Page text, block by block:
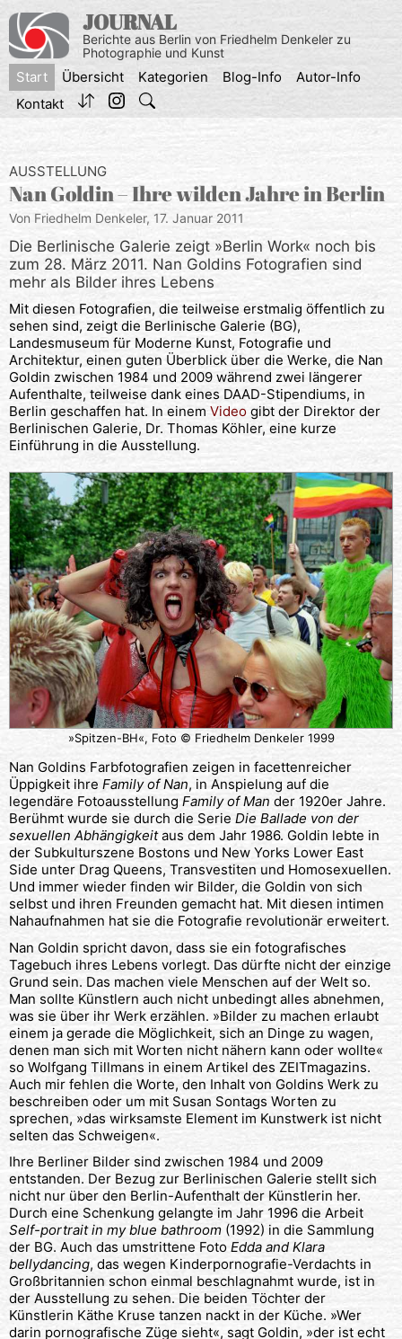
Inhalt
springen
JOURNAL
Berichte aus Berlin von Friedhelm Denkeler zu
Photographie und Kunst
Start Übersicht Kategorien Blog-Info
Autor-Info
Kontakt
AUSSTELLUNG
Nan Goldin – Ihre wilden Jahre in Berlin
Von Friedhelm Denkeler, 17. Januar 2011
Die Berlinische Galerie zeigt »Berlin Work« noch bis
zum 28. März 2011. Nan Goldins Fotografien sind
mehr als Bilder ihres Lebens
Mit diesen Fotografien, die teilweise erstmalig öffentlich zu
sehen sind, zeigt die Berlinische Galerie (BG),
Landesmuseum für Moderne Kunst, Fotografie und
Architektur, einen guten Überblick über die Werke, die Nan
Goldin zwischen 1984 und 2009 während zwei längerer
Aufenthalte, teilweise dank eines DAAD-Stipendiums, in
Berlin geschaffen hat. In einem Video gibt der Direktor der
Berlinischen Galerie, Dr. Thomas Köhler, eine kurze
Einführung in die Ausstellung.
»Spitzen-BH«, Foto © Friedhelm Denkeler 1999
Nan Goldins Farbfotografien zeigen in facettenreicher
Üppigkeit ihre Family of Nan, in Anspielung auf die
legendäre Fotoausstellung Family of Man der 1920er Jahre.
Berühmt wurde sie durch die Serie Die Ballade von der
sexuellen Abhängigkeitaus dem Jahr 1986. Goldin lebte in
der Subkulturszene Bostons und New Yorks Lower East
Side unter Drag Queens, Transvestiten und Homosexuellen.
Und immer wieder finden wir Bilder, die Goldin von sich
selbst und ihren Freunden gemacht hat. Mit diesen intimen
Nahaufnahmen hat sie die Fotografie revolutionär erweitert.
Nan Goldin spricht davon, dass sie ein fotografisches
Tagebuch ihres Lebens vorlegt. Das dürfte nicht der einzige
Grund sein. Das machen viele Menschen auf der Welt so.
Man sollte Künstlern auch nicht unbedingt alles abnehmen,
was sie über ihr Werk erzählen. »Bilder zu machen erlaubt
einem ja gerade die Möglichkeit, sich an Dinge zu wagen,
denen man sich mit Worten nicht nähern kann oder wollte«
so Wolfgang Tillmans in einem Artikel des ZEITmagazins.
Auch mir fehlen die Worte, den Inhalt von Goldins Werk zu
beschreiben oder um mit Susan Sontags Worten zu
sprechen, »das wirksamste Element im Kunstwerk ist nicht
selten das Schweigen«.
Ihre Berliner Bilder sind zwischen 1984 und 2009
entstanden. Der Bezug zur Berlinischen Galerie stellt sich
nicht nur über den Berlin-Aufenthalt der Künstlerin her.
Durch eine Schenkung gelangte im Jahr 1996 die Arbeit
Self-portrait in my blue bathroom (1992) in die Sammlung
der BG. Auch das umstrittene Foto Edda and Klara
bellydancing, das wegen Kinderpornografie-Verdachts in
Großbritannien schon einmal beschlagnahmt wurde, ist in
der Ausstellung zu sehen. Die beiden Töchter der
Künstlerin Käthe Kruse tanzen nackt in der Küche. »Wer
darin pornografische Züge sieht«, sagt Goldin, »der ist echt